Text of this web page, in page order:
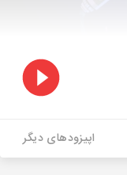
اپیزودهای دیگر